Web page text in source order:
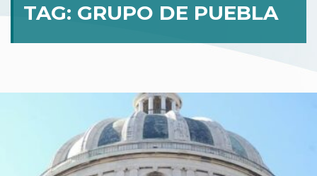
TAG: GRUPO DE PUEBLA